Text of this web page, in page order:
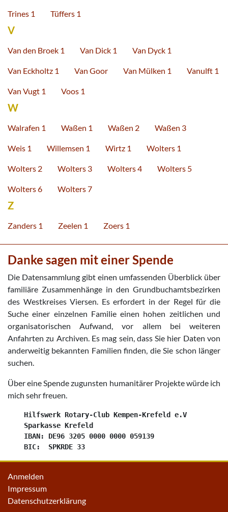
Trines 1 Tüffers 1
V
Van den Broek 1 Van Dick 1 Van Dyck 1
Van Eckholtz 1 Van Goor Van Mülken 1 Vanulft 1
Van Vugt 1 Voos 1
W
Walrafen 1 Waßen 1 Waßen 2 Waßen 3
Weis 1 Willemsen 1 Wirtz 1 Wolters 1
Wolters 2 Wolters 3 Wolters 4 Wolters 5
Wolters 6 Wolters 7
Z
Zanders 1 Zeelen 1 Zoers 1
Danke sagen mit einer Spende
Die Datensammlung gibt einen umfassenden Überblick über
familiäre Zusammenhänge in den Grundbuchamtsbezirken
des Westkreises Viersen. Es erfordert in der Regel für die
Suche einer einzelnen Familie einen hohen zeitlichen und
organisatorischen Aufwand, vor allem bei weiteren
Anfahrten zu Archiven. Es mag sein, dass Sie hier Daten von
anderweitig bekannten Familien finden, die Sie schon länger
suchen.
Über eine Spende zugunsten humanitärer Projekte würde ich
mich sehr freuen.
    Hilfswerk Rotary-Club Kempen-Krefeld e.V
    Sparkasse Krefeld
    IBAN: DE96 3205 0000 0000 059139
Anmelden
Impressum
Datenschutzerklärung